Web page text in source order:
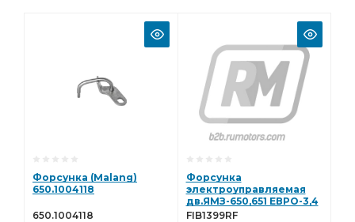
Форсунка (Malang)
650.1004118
650.1004118
Форсунка
электроуправляемая
дв.ЯМЗ-650,651 ЕВРО-3,4
FIB1399RF
FIB1399RF